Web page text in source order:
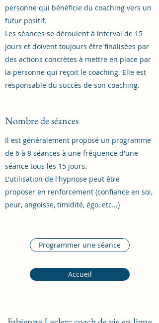
personne qui bénéficie du coaching vers un
futur positif.
Les séances se déroulent à interval de 15
jours et doivent toujours être finalisées par
des actions concrètes à mettre en place par
la personne qui reçoit le coaching. Elle est
responsable du succès de son coaching.
Nombre de séances
Il est généralement proposé un programme
de 6 à 8 séances à une fréquence d'une
séance tous les 15 jours.
L'utilisation de l'hypnose peut être
proposer en renforcement (confiance en soi,
peur, angoisse, timidité, égo, etc...)
Programmer une séance
Accueil